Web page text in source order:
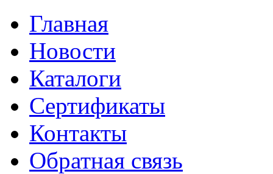
Главная
Новости
Каталоги
Сертификаты
Контакты
Обратная связь